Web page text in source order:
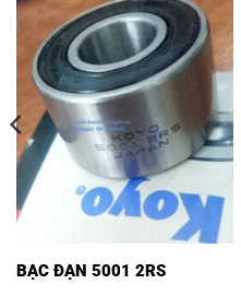
BẠC ĐẠN 5001 2RS